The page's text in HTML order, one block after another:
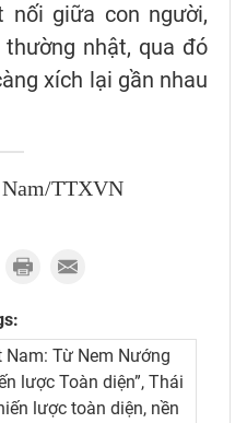
giữa con người,
nhật, qua đó
xích lại gần nhau
TTXVN
Nam: Từ Nem Nướng
lược Toàn diện”, Thái
lược toàn diện, nền